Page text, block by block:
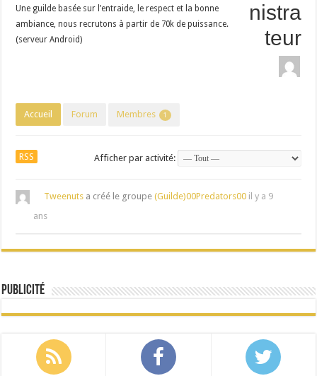
nistra
teur
Une guilde basée sur l’entraide, le respect et la bonne
ambiance, nous recrutons à partir de 70k de puissance.
(serveur Android)
Accueil Forum Membres 1
RSS Afficher par activité:
Tweenuts a créé le groupe(Guilde)00Predators00 il y a 9
ans
Publicité